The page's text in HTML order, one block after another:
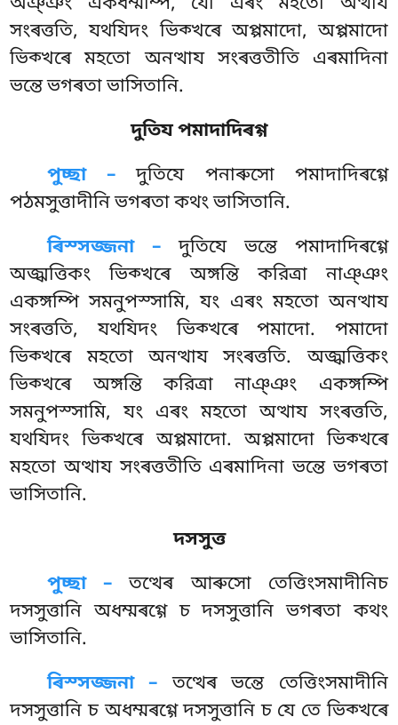
সংৰত্ততি, যথযিদং ভিক্খৰে অপ্পমাদো, অপ্পমাদো
ভিক্খৰে মহতো অনত্থায সংৰত্ততীতি এৰমাদিনা
ভন্তে ভগৰতা ভাসিতানি.
দুতিয পমাদাদিৰগ্গ
পুচ্ছা – দুতিযে পনাৰুসো পমাদাদিৰগ্গে
পঠমসুত্তাদীনি ভগৰতা কথং ভাসিতানি.
ৰিস্সজ্জনা –দুতিযে ভন্তে পমাদাদিৰগ্গে
অজ্ঝত্তিকং ভিক্খৰে অঙ্গন্তি করিত্ৰা নাঞ্ঞং
একঙ্গম্পি সমনুপস্সামি, যং এৰং মহতো অনত্থায
সংৰত্ততি, যথযিদং ভিক্খৰে পমাদো. পমাদো
ভিক্খৰে মহতো অনত্থায সংৰত্ততি. অজ্ঝত্তিকং
ভিক্খৰে অঙ্গন্তি করিত্ৰা নাঞ্ঞং একঙ্গম্পি
সমনুপস্সামি, যং এৰং মহতো অত্থায সংৰত্ততি,
যথযিদং ভিক্খৰে অপ্পমাদো. অপ্পমাদো ভিক্খৰে
মহতো অত্থায সংৰত্ততীতি এৰমাদিনা ভন্তে ভগৰতা
ভাসিতানি.
দসসুত্ত
পুচ্ছা – তত্থেৰআৰুসো তেত্তিংসমাদীনিচ
দসসুত্তানি অধম্মৰগ্গে চ দসসুত্তানি ভগৰতা কথং
ভাসিতানি.
ৰিস্সজ্জনা – তত্থেৰ ভন্তে তেত্তিংসমাদীনি
দসসুত্তানি চ অধম্মৰগ্গে দসসুত্তানি চ যে তে ভিক্খৰে